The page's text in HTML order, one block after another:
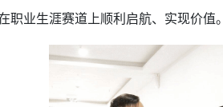
业生涯赛道上顺利启航、实现价值。